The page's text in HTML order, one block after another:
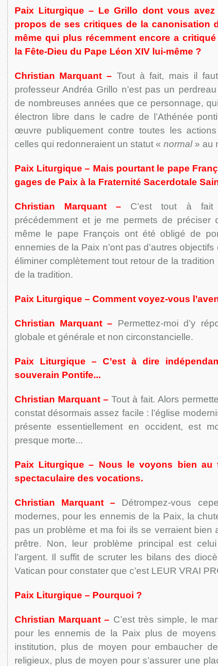
Paix Liturgique – Le Grillo dont vous avez
propos de ses critiques de la canonisation
même qui plus récemment encore a
la Fête-Dieu du Pape Léon XIV lui-même ?
Christian Marquant – Tout à fait, mais il
professeur Andréa Grillo n’est pas un
de nombreuses années que ce personnage,
électron libre dans le cadre de l’Athénée
œuvre publiquement contre toutes les
celles qui redonneraient un statut « normal» au
Paix Liturgique – Mais pourtant le pape
gages de Paix à la Fraternité Sacerdotale
Christian Marquant – C’est tout à fait
précédemment et je me permets de préciser
même le pape François ont été obligé de
ennemies de la Paix n’ont pas d’autres
éliminer complètement tout retour de la
de la tradition.
Paix Liturgique – Comment voyez-vous
Christian Marquant – Permettez-moi d’y
globale et générale et non circonstancielle.
Paix Liturgique – C’est à dire
souverain Pontife...
Christian Marquant – Tout à fait. Alors
constat désormais assez facile : l’église
présente essentiellement en occident, est
presque morte...
Paix Liturgique – Nous le voyons bien au
spectaculaire des vocations.
Christian Marquant – Détrompez-vous
modernes, pour les ennemis de la Paix, la
pas un problème et ma foi ils se verraient bien
prêtre. Non, leur problème principal est
l’argent. Il suffit de scruter les bilans des
Vatican pour constater que c’est LEUR VRAI
Paix Liturgique – Pourquoi ?
Christian Marquant – C’est très simple, le
pour les ennemis de la Paix plus de
institution, plus de moyen pour embaucher
religieux, plus de moyen pour s’assurer une